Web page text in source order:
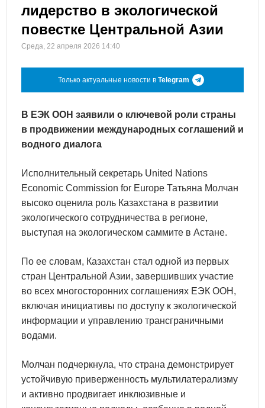
лидерство в экологической
повестке Центральной Азии
Среда, 22 апреля 2026 14:40
Только актуальные новости в Telegram
В ЕЭК ООН заявили о ключевой роли страны
в продвижении международных соглашений и
водного диалога
Исполнительный секретарь United Nations
Economic Commission for Europe Татьяна Молчан
высоко оценила роль Казахстана в развитии
экологического сотрудничества в регионе,
выступая на экологическом саммите в Астане.
По ее словам, Казахстан стал одной из первых
стран Центральной Азии, завершивших участие
во всех многосторонних соглашениях ЕЭК ООН,
включая инициативы по доступу к экологической
информации и управлению трансграничными
водами.
Молчан подчеркнула, что страна демонстрирует
устойчивую приверженность мультилатерализму
и активно продвигает инклюзивные и